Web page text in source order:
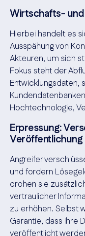
Wirtschafts-
Hierbei handelt es
Ausspähung von
Akteuren, um sich
Fokus steht der
Entwicklungsdaten,
Hochtechnologie,
Erpressung:
Veröffentlichung
Angreifer
und fordern
drohen sie
vertraulicher
zu erhöhen. Selbst
Garantie, dass Ihre
veröffentlicht